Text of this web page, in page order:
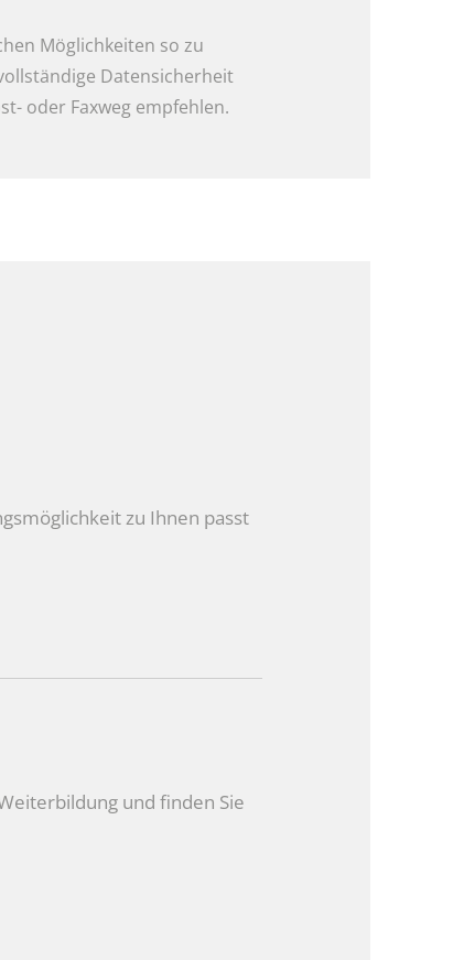
Möglichkeiten so zu
Datensicherheit
oder Faxweg empfehlen.
zu Ihnen passt
und finden Sie